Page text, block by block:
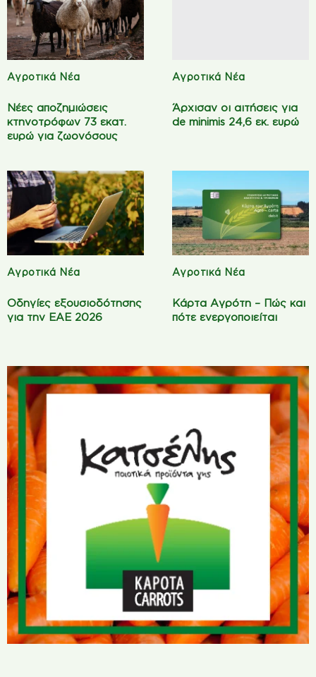
Αγροτικά Νέα
Νέες αποζημιώσεις
κτηνοτρόφων 73 εκατ.
ευρώ για ζωονόσους
Αγροτικά Νέα
Άρχισαν οι αιτήσεις για
de minimis 24,6 εκ. ευρώ
Αγροτικά Νέα
Οδηγίες εξουσιοδότησης
για την ΕΑΕ 2026
Αγροτικά Νέα
Κάρτα Αγρότη – Πώς και
πότε ενεργοποιείται